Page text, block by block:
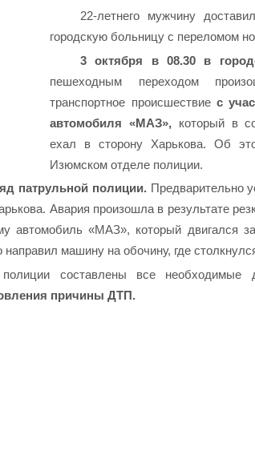
22-летнего мужчину
городскую больницу с переломом
3 октября в 08.30 в
пешеходным переходом
транспортное происшествие с
автомобиля «МАЗ», который в
ехал в сторону Харькова. Об
Изюмском отделе полиции.
патрульной полиции.Предварительно
Авария произошла в результате
автомобиль «МАЗ», который двигался
машину на обочину, где
составлены все необходимые
причины ДТП.